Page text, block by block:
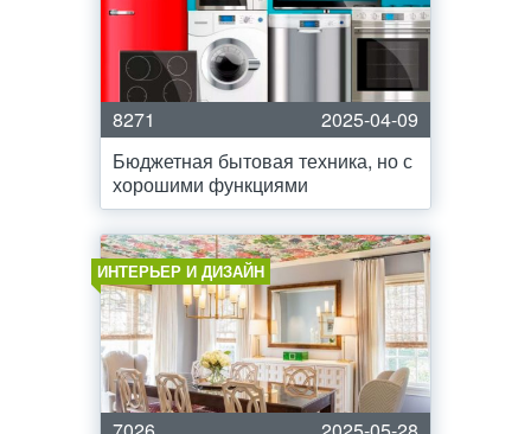
8271
2025-04-09
Бюджетная бытовая техника, но с
хорошими функциями
ИНТЕРЬЕР И ДИЗАЙН